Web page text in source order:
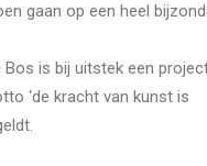
gaan op een heel
Bos is bij uitstek een
‘de kracht van kunst is